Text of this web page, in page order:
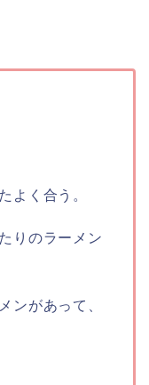
よく合う。
りのラーメン
ンがあって、